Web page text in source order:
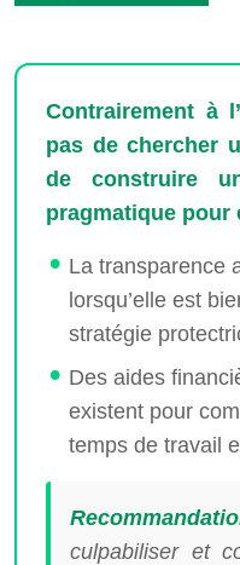
Contrairement à
pas de chercher
de construire
pragmatique pour
La transparence
lorsqu’elle est
stratégie
Des aides
existent pour
temps de travail
culpabiliser et